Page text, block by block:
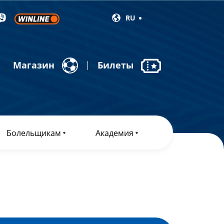
RU
Магазин Билеты
Болельщикам Академия